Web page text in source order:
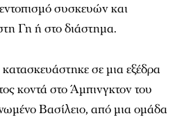
συσκευών και
Γη ή στο διάστημα.
σε μια εξέδρα
κοντά στο Άμπινγκτον του
Βασίλειο, από μια ομάδα